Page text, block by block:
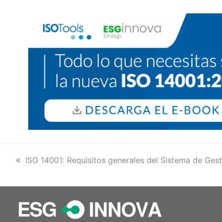
previous
ISO 14001: Requisitos generales del Sistema de